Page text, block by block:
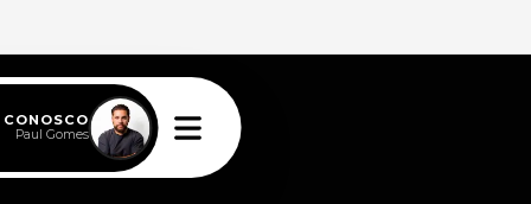
Paul Gomes